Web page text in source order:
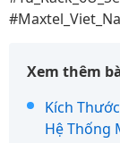
Xem thêm
Kích
Hệ Thống